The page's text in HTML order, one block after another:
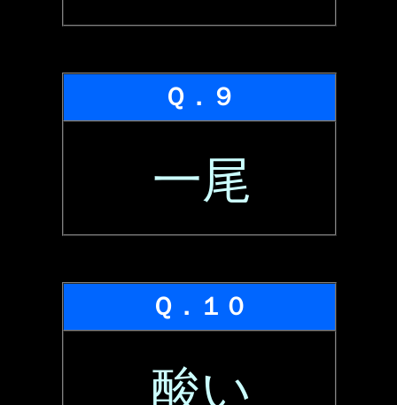
Ｑ．９
一尾
Ｑ．１０
酸い